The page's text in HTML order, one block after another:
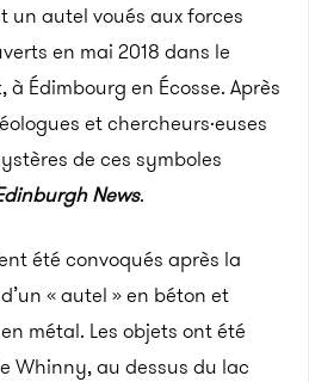
un autel voués aux forces
en mai 2018 dans le
à Édimbourg en Écosse. Après
et chercheurs·euses
de ces symboles
News.
été convoqués après la
« autel » en béton et
métal. Les objets ont été
Whinny, au dessus du lac